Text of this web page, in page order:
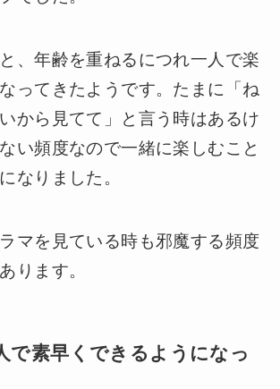
、年齢を重ねるにつれ一人で楽
ってきたようです。たまに「ね
から見てて」と言う時はあるけ
い頻度なので一緒に楽しむこと
なりました。
マを見ている時も邪魔する頻度
ります。
で素早くできるようになっ